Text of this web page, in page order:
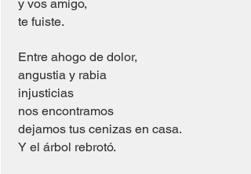
y vos amigo,
te fuiste.
Entre ahogo de dolor,
angustia y rabia
injusticias
nos encontramos
dejamos tus cenizas en casa.
Y el árbol rebrotó.